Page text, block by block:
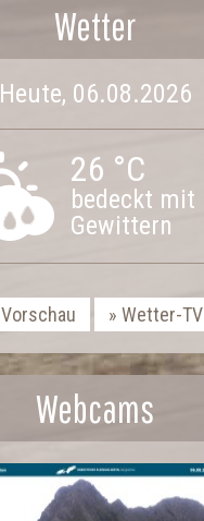
Wetter
Heute, 06.08.2026
26 °C
bedeckt mit
Gewittern
Vorschau Wetter-TV
Webcams